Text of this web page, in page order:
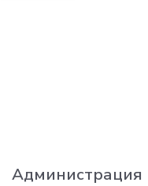
Администрация